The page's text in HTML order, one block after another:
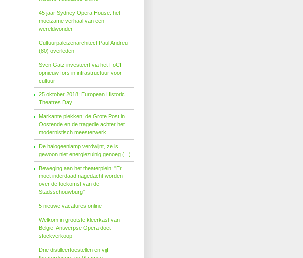
45 jaar Sydney Opera House: het
moeizame verhaal van een
wereldwonder
Cultuurpaleizenarchitect Paul Andreu
(80) overleden
Sven Gatz investeert via het FoCI
opnieuw fors in infrastructuur voor
cultuur
25 oktober 2018: European Historic
Theatres Day
Markante plekken: de Grote Post in
Oostende en de tragedie achter het
modernistisch meesterwerk
De halogeenlamp verdwijnt, ze is
gewoon niet energiezuinig genoeg (...)
Beweging aan het theaterplein: ''Er
moet inderdaad nagedacht worden
over de toekomst van de
Stadsschouwburg''
5 nieuwe vacatures online
Welkom in grootste kleerkast van
België: Antwerpse Opera doet
stockverkoop
Drie distilleertoestellen en vijf